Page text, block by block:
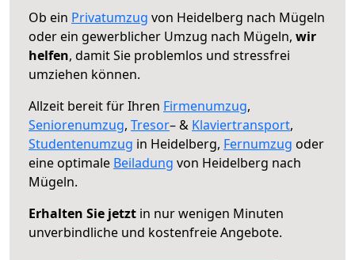
Ob ein Privatumzug von Heidelberg nach Mügeln
oder ein gewerblicher Umzug nach Mügeln, wir
helfen, damit Sie problemlos und stressfrei
umziehen können.
Allzeit bereit für Ihren Firmenumzug,
Seniorenumzug, Tresor– & Klaviertransport,
Studentenumzug in Heidelberg, Fernumzug oder
eine optimale Beiladung von Heidelberg nach
Mügeln.
Erhalten Sie jetzt in nur wenigen Minuten
unverbindliche und kostenfreie Angebote.